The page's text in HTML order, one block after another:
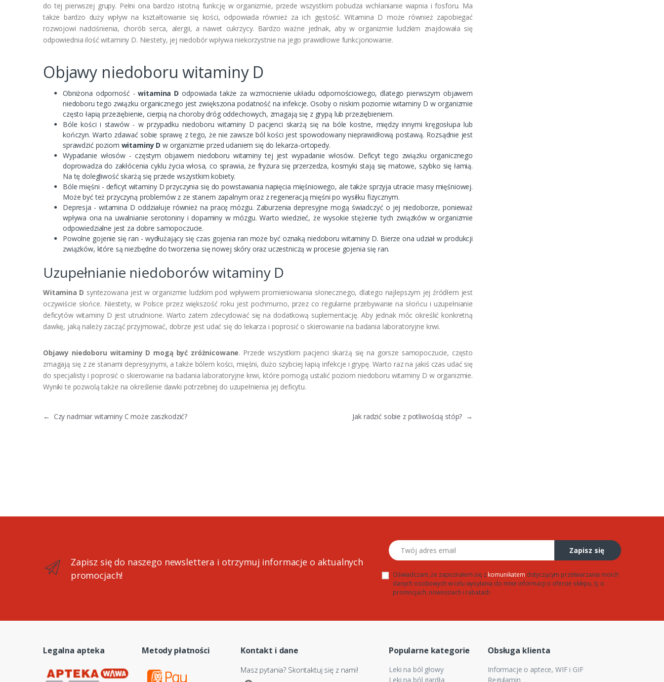
do tej pierwszej grupy. Pełni ona bardzo istotną funkcję w organizmie, przede wszystkim pobudza wchłanianie wapnia i fosforu. Ma
także bardzo duży wpływ na kształtowanie się kości, odpowiada również za ich gęstość. Witamina D może również zapobiegać
rozwojowi nadciśnienia, chorób serca, alergii, a nawet cukrzycy. Bardzo ważne jednak, aby w organizmie ludzkim znajdowała się
odpowiednia ilość witaminy D. Niestety, jej niedobór wpływa niekorzystnie na jego prawidłowe funkcjonowanie.
Objawy niedoboru witaminy D
Obniżona odporność -witamina D odpowiada także za wzmocnienie układu odpornościowego, dlatego pierwszym objawem
niedoboru tego związku organicznego jest zwiększona podatność na infekcje. Osoby o niskim poziomie witaminy D w organizmie
często łapią przeziębienie, cierpią na choroby dróg oddechowych, zmagają się z grypą lub przeziębieniem.
Bóle kości i stawów - w przypadku niedoboru witaminy D pacjenci skarżą się na bóle kostne, między innymi kręgosłupa lub
kończyn. Warto zdawać sobie sprawę z tego, że nie zawsze ból kości jest spowodowany nieprawidłową postawą. Rozsądnie jest
sprawdzić poziom witaminy D w organizmie przed udaniem się do lekarza-ortopedy.
Wypadanie włosów - częstym objawem niedoboru witaminy tej jest wypadanie włosów. Deficyt tego związku organicznego
doprowadza do zakłócenia cyklu życia włosa, co sprawia, że fryzura się przerzedza, kosmyki stają się matowe, szybko się łamią.
Na tę dolegliwość skarżą się przede wszystkim kobiety.
Bóle mięśni - deficyt witaminy D przyczynia się do powstawania napięcia mięśniowego, ale także sprzyja utracie masy mięśniowej.
Może być też przyczyną problemów z ze stanem zapalnym oraz z regeneracją mięśni po wysiłku fizycznym.
Depresja - witamina D oddziałuje również na pracę mózgu. Zaburzenia depresyjne mogą świadczyć o jej niedoborze, ponieważ
wpływa ona na uwalnianie serotoniny i dopaminy w mózgu. Warto wiedzieć, że wysokie stężenie tych związków w organizmie
odpowiedzialne jest za dobre samopoczucie.
Powolne gojenie się ran - wydłużający się czas gojenia ran może być oznaką niedoboru witaminy D. Bierze ona udział w produkcji
związków, które są niezbędne do tworzenia się nowej skóry oraz uczestniczą w procesie gojenia się ran.
Uzupełnianie niedoborów witaminy D
Witamina D syntezowana jest w organizmie ludzkim pod wpływem promieniowania słonecznego, dlatego najlepszym jej źródłem jest
oczywiście słońce. Niestety, w Polsce przez większość roku jest pochmurno, przez co regularne przebywanie na słońcu i uzupełnianie
deficytów witaminy D jest utrudnione. Warto zatem zdecydować się na dodatkową suplementację. Aby jednak móc określić konkretną
dawkę, jaką należy zacząć przyjmować, dobrze jest udać się do lekarza i poprosić o skierowanie na badania laboratoryjne krwi.
Objawy niedoboru witaminy D mogą być zróżnicowane. Przede wszystkim pacjenci skarżą się na gorsze samopoczucie, często
zmagają się z ze stanami depresyjnymi, a także bólem kości, mięśni, dużo szybciej łapią infekcje i grypę. Warto raz na jakiś czas udać się
do specjalisty i poprosić o skierowanie na badania laboratoryjne krwi, które pomogą ustalić poziom niedoboru witaminy D w organizmie.
Wyniki te pozwolą także na określenie dawki potrzebnej do uzupełnienia jej deficytu.
← Czy nadmiar witaminy C może zaszkodzić? Jak radzić sobie z potliwością stóp? →
Zapisz się do naszego newslettera i otrzymuj informacje o aktualnych
promocjach!
Twój adres email
Zapisz się
Oświadczam, że zapoznałem się zkomunikatem dotyczącym przetwarzania moich
danych osobowych w celu wysyłania do mnie informacji o ofercie sklepu, tj. o
promocjach, nowościach i rabatach
Legalna apteka Metody płatności Kontakt i dane
Masz pytania? Skontaktuj się z nami!
Popularne kategorie
Leki na ból głowy
Leki na ból gardła
Obsługa klienta
Informacje o aptece, WIF i GIF
Regulamin